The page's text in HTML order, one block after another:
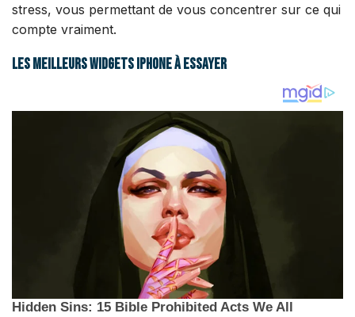
stress, vous permettant de vous concentrer sur ce qui
compte vraiment.
Les meilleurs widgets iPhone à essayer